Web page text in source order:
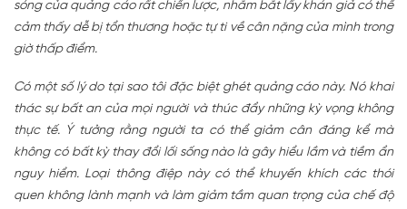
sóng của quảng cáo rất chiến lược, nhằm bắt lấy khán giả có thể
cảm thấy dễ bị tổn thương hoặc tự ti về cân nặng của mình trong
giờ thấp điểm.
Có một số lý do tại sao tôi đặc biệt ghét quảng cáo này. Nó khai
thác sự bất an của mọi người và thúc đẩy những kỳ vọng không
thực tế. Ý tưởng rằng người ta có thể giảm cân đáng kể mà
không có bất kỳ thay đổi lối sống nào là gây hiểu lầm và tiềm ẩn
nguy hiểm. Loại thông điệp này có thể khuyến khích các thói
quen không lành mạnh và làm giảm tầm quan trọng của chế độ